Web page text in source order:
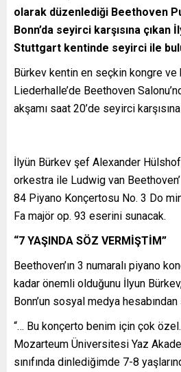
olarak düzenlediği Beethoven
Bonn’da seyirci karşısına çıkan
Stuttgart kentinde seyirci ile
Bürkev kentin en seçkin kongre ve
Liederhalle’de Beethoven
akşamı saat 20’de seyirci
İlyün Bürkev şef Alexander
orkestra ile Ludwig van
84 Piyano Konçertosu No. 3 Do
Fa majör op. 93 eserini sunacak.
“7 YAŞINDA SÖZ VERMİŞTİM”
Beethoven’ın 3 numaralı piyano
kadar önemli olduğunu İlyun
Bonn’un sosyal medya
“… Bu konçerto benim için çok
Mozarteum Üniversitesi Yaz
sınıfında dinlediğimde 7-8